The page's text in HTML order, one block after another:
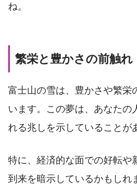
ね。
繁栄と豊かさの前触れ
富士山の雪は、豊かさや繁栄
います。この夢は、あなたの
れる兆しを示していることが
特に、経済的な面での好転や
到来を暗示しているかもしれ